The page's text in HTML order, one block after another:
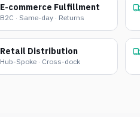
E-commerce Fulfillment
B2C · Same-day · Returns
Retail Distribution
Hub-Spoke · Cross-dock